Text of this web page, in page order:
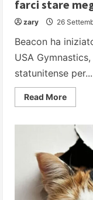
farci stare
zary 26
Beacon ha
USA
statunitense per...
Read MoreRead
more
nostri
animali
a
farci
stare
meglio